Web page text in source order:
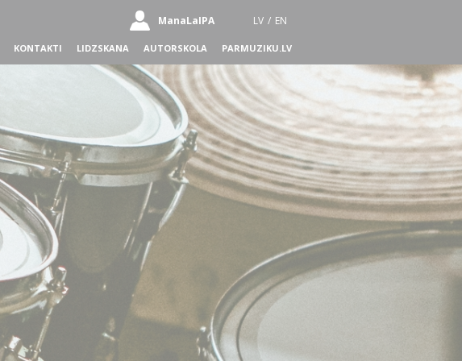
ManaLaIPA LV / EN
KONTAKTI LIDZSKANA AUTORSKOLA PARMUZIKU.LV